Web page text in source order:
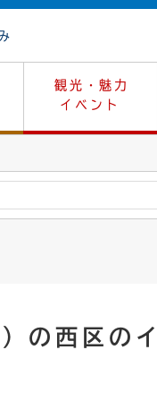
観光・魅力
イベント
下水道
費生活
所変更
涯学習
稚園一覧
日当番医
ジャー・スポーツ
地
境対策
長の部屋
挙
西区のイ